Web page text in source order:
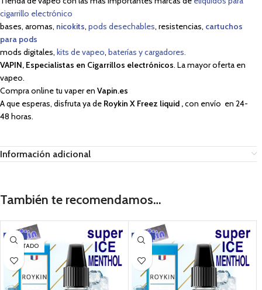
cigarrillo electrónico
bases, aromas, nicokits, pods desechables, resistencias, cartuchos
para pods
mods digitales, kits de vapeo, baterías y cargadores.
VAPIN, Especialistas en Cigarrillos electrónicos. La mayor oferta en
vapeo.
Compra online tu vaper en Vapin.es
A que esperas, disfruta ya de Roykin X Freez liquid ,con envío en 24-
48 horas.
Información adicional
También te recomendamos…
-17%
AGOTADO
-12%